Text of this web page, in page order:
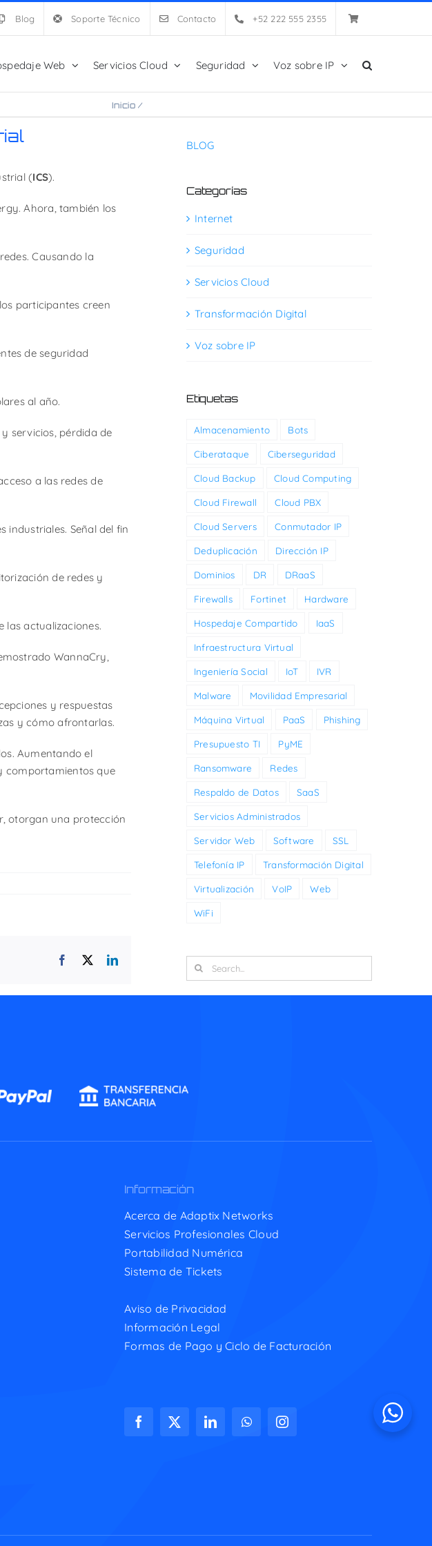
Blog Soporte Técnico Contacto +52 222 555 2355
Web Servicios Cloud Seguridad Voz sobre IP
Inicio /
(ICS).
Ahora, también los
Causando la
participantes creen
de seguridad
al año.
servicios, pérdida de
a las redes de
industriales. Señal del fin
de redes y
las actualizaciones.
WannaCry,
y respuestas
y cómo afrontarlas.
Aumentando el
comportamientos que
otorgan una protección
Facebook
X LinkedIn
BLOG
Categorías
Internet
Seguridad
Servicios Cloud
Transformación Digital
Voz sobre IP
Etiquetas
Almacenamiento Bots
Ciberataque Ciberseguridad
Cloud Backup Cloud Computing
Cloud Firewall Cloud PBX
Cloud Servers Conmutador IP
Deduplicación Dirección IP
Dominios DR DRaaS
Firewalls Fortinet Hardware
Hospedaje Compartido IaaS
Infraestructura Virtual
Ingeniería Social IoT IVR
Malware Movilidad Empresarial
Máquina Virtual PaaS Phishing
Presupuesto TI PyME
Ransomware Redes
Respaldo de Datos SaaS
Servicios Administrados
Servidor Web Software SSL
Telefonía IP Transformación Digital
Virtualización VoIP Web
WiFi
Search
for:
Información
Acerca de Adaptix Networks
Servicios Profesionales Cloud
Portabilidad Numérica
Sistema de Tickets
Aviso de Privacidad
Información Legal
Formas de Pago y Ciclo de Facturación